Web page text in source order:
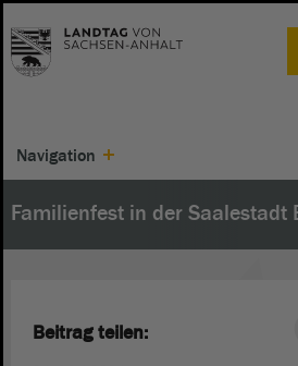
Navigation
Familienfest in der Saalestadt
Beitrag teilen: